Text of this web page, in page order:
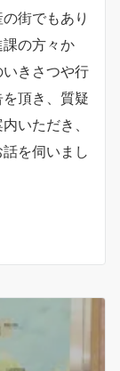
街でもあり
の方々か
きさつや行
頂き、質疑
いただき、
を伺いまし